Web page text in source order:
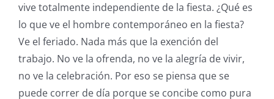
vive totalmente independiente de la fiesta. ¿Qué es
lo que ve el hombre contemporáneo en la fiesta?
Ve el feriado. Nada más que la exención del
trabajo. No ve la ofrenda, no ve la alegría de vivir,
no ve la celebración. Por eso se piensa que se
puede correr de día porque se concibe como pura